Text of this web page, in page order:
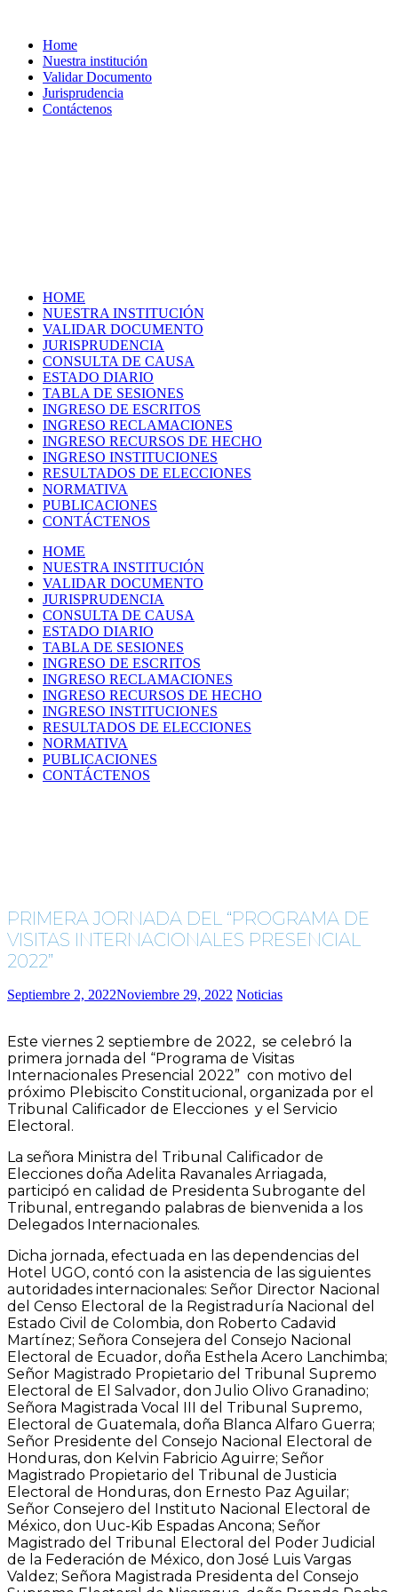
Home
Nuestra institución
Validar Documento
Jurisprudencia
Contáctenos
HOME
NUESTRA INSTITUCIÓN
VALIDAR DOCUMENTO
JURISPRUDENCIA
CONSULTA DE CAUSA
ESTADO DIARIO
TABLA DE SESIONES
INGRESO DE ESCRITOS
INGRESO RECLAMACIONES
INGRESO RECURSOS DE HECHO
INGRESO INSTITUCIONES
RESULTADOS DE ELECCIONES
NORMATIVA
PUBLICACIONES
CONTÁCTENOS
HOME
NUESTRA INSTITUCIÓN
VALIDAR DOCUMENTO
JURISPRUDENCIA
CONSULTA DE CAUSA
ESTADO DIARIO
TABLA DE SESIONES
INGRESO DE ESCRITOS
INGRESO RECLAMACIONES
INGRESO RECURSOS DE HECHO
INGRESO INSTITUCIONES
RESULTADOS DE ELECCIONES
NORMATIVA
PUBLICACIONES
CONTÁCTENOS
PRIMERA JORNADA DEL “PROGRAMA DE
VISITAS INTERNACIONALES PRESENCIAL
2022”
Septiembre 2, 2022Noviembre 29, 2022 Noticias
Este viernes 2 septiembre de 2022, se celebró la
primera jornada del “Programa de Visitas
Internacionales Presencial 2022” con motivo del
próximo Plebiscito Constitucional, organizada por el
Tribunal Calificador de Elecciones y el Servicio
Electoral.
La señora Ministra del Tribunal Calificador de
Elecciones doña Adelita Ravanales Arriagada,
participó en calidad de Presidenta Subrogante del
Tribunal, entregando palabras de bienvenida a los
Delegados Internacionales.
Dicha jornada, efectuada en las dependencias del
Hotel UGO, contó con la asistencia de las siguientes
autoridades internacionales: Señor Director Nacional
del Censo Electoral de la Registraduría Nacional del
Estado Civil de Colombia, don Roberto Cadavid
Martínez; Señora Consejera del Consejo Nacional
Electoral de Ecuador, doña Esthela Acero Lanchimba;
Señor Magistrado Propietario del Tribunal Supremo
Electoral de El Salvador, don Julio Olivo Granadino;
Señora Magistrada Vocal III del Tribunal Supremo,
Electoral de Guatemala, doña Blanca Alfaro Guerra;
Señor Presidente del Consejo Nacional Electoral de
Honduras, don Kelvin Fabricio Aguirre; Señor
Magistrado Propietario del Tribunal de Justicia
Electoral de Honduras, don Ernesto Paz Aguilar;
Señor Consejero del Instituto Nacional Electoral de
México, don Uuc-Kib Espadas Ancona; Señor
Magistrado del Tribunal Electoral del Poder Judicial
de la Federación de México, don José Luis Vargas
Valdez; Señora Magistrada Presidenta del Consejo